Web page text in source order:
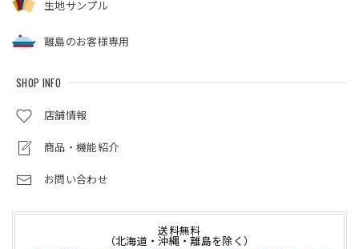
生地サンプル
離島のお客様専用
SHOP INFO
店舗情報
商品・機能紹介
お問い合わせ
送料無料
（北海道・沖縄・離島を除く）